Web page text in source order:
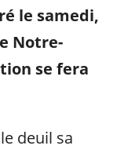
le samedi,
Notre-
se fera
deuil sa